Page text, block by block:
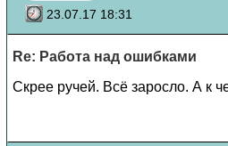
23.07.17 18:31
Re: Работа над ошибками
Скрее ручей. Всё заросло. А к